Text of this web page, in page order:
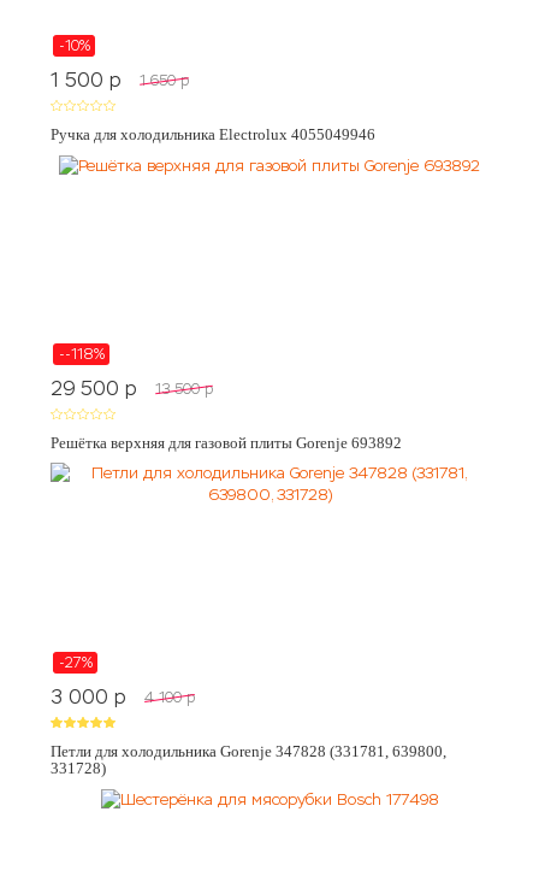
-10%
1 500 p 1 650 p
Ручка для холодильника Electrolux 4055049946
--118%
29 500 p 13 500 p
Решётка верхняя для газовой плиты Gorenje 693892
-27%
3 000 p 4 100 p
Петли для холодильника Gorenje 347828 (331781, 639800,
331728)